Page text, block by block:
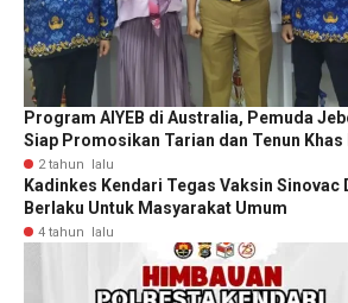
Program AIYEB di Australia, Pemuda
Siap Promosikan Tarian dan Tenun Khas
2 tahun lalu
Kadinkes Kendari Tegas Vaksin Sinovac
Berlaku Untuk Masyarakat Umum
4 tahun lalu